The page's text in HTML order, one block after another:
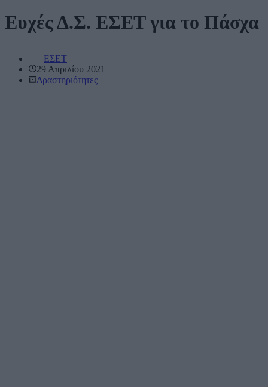
Ευχές Δ.Σ. ΕΣΕΤ για το Πάσχα
ΕΣΕΤ
29 Απριλίου 2021
Δραστηριότητες